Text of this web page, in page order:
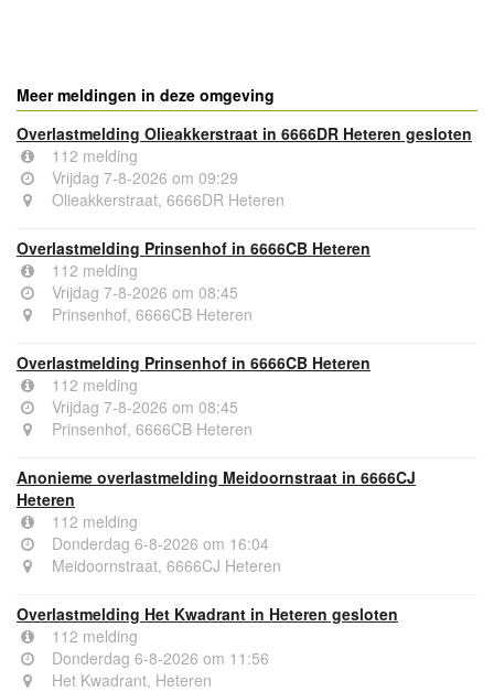
Meer meldingen in deze omgeving
Overlastmelding Olieakkerstraat in 6666DR Heteren gesloten
112 melding
Vrijdag 7-8-2026 om 09:29
Olieakkerstraat, 6666DR Heteren
Overlastmelding Prinsenhof in 6666CB Heteren
112 melding
Vrijdag 7-8-2026 om 08:45
Prinsenhof, 6666CB Heteren
Overlastmelding Prinsenhof in 6666CB Heteren
112 melding
Vrijdag 7-8-2026 om 08:45
Prinsenhof, 6666CB Heteren
Anonieme overlastmelding Meidoornstraat in 6666CJ
Heteren
112 melding
Donderdag 6-8-2026 om 16:04
Meidoornstraat, 6666CJ Heteren
Overlastmelding Het Kwadrant in Heteren gesloten
112 melding
Donderdag 6-8-2026 om 11:56
Het Kwadrant, Heteren